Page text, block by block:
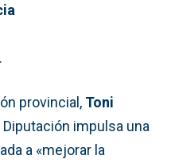
.
provincial, Toni
impulsa una
a «mejorar la